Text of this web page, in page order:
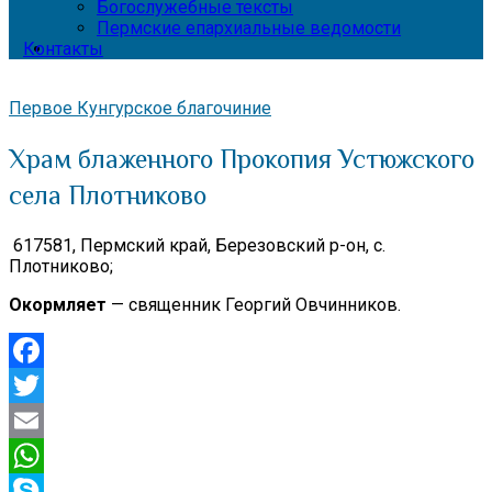
Богослужебные тексты
Пермские епархиальные ведомости
Контакты
Первое Кунгурское благочиние
Храм блаженного Прокопия Устюжского
села Плотниково
617581, Пермский край, Березовский р-он, с.
Плотниково;
Окормляет — священник Георгий Овчинников.
Facebook
Twitter
Email